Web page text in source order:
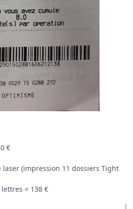
€
(impression 11 dossiers Tight
= 138 €